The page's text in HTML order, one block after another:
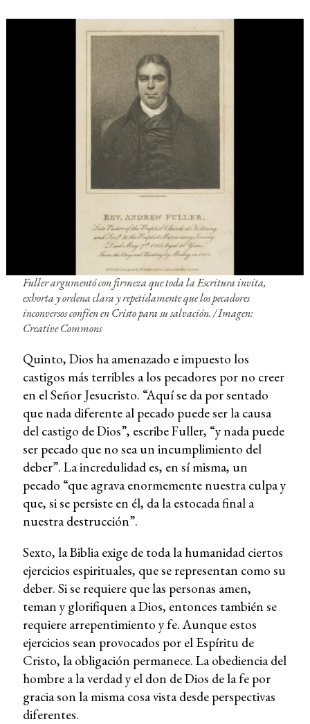
Fuller argumentó con firmeza que toda la Escritura invita,
exhorta y ordena clara y repetidamente que los pecadores
inconversos confíen en Cristo para su salvación. /Imagen:
Creative Commons
Quinto, Dios ha amenazado e impuesto los
castigos más terribles a los pecadores por no creer
en el Señor Jesucristo. “Aquí se da por sentado
que nada diferente al pecado puede ser la causa
del castigo de Dios”, escribe Fuller, “y nada puede
ser pecado que no sea un incumplimiento del
deber”. La incredulidad es, en sí misma, un
pecado “que agrava enormemente nuestra culpa y
que, si se persiste en él, da la estocada final a
nuestra destrucción”.
Sexto, la Biblia exige de toda la humanidad ciertos
ejercicios espirituales, que se representan como su
deber. Si se requiere que las personas amen,
teman y glorifiquen a Dios, entonces también se
requiere arrepentimiento y fe. Aunque estos
ejercicios sean provocados por el Espíritu de
Cristo, la obligación permanece. La obediencia del
hombre a la verdad y el don de Dios de la fe por
gracia son la misma cosa vista desde perspectivas
diferentes.